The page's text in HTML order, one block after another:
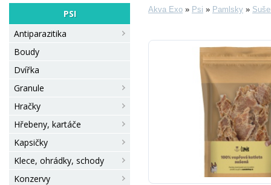
PSI
Antiparazitika
Boudy
Dvířka
Granule
Hračky
Hřebeny, kartáče
Kapsičky
Klece, ohrádky, schody
Konzervy
Akva Exo » Psi » Pamlsky »